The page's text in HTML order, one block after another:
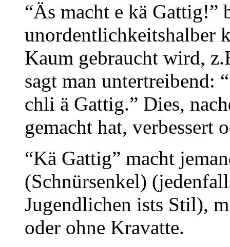
“Äs macht e kä Gattig!”
unordentlichkeitshalber
Kaum gebraucht wird,
sagt man untertreibend:
chli ä Gattig.” Dies,
gemacht hat, verbessert
“Kä Gattig” macht
(Schnürsenkel)
Jugendlichen ists Stil),
oder ohne Kravatte.